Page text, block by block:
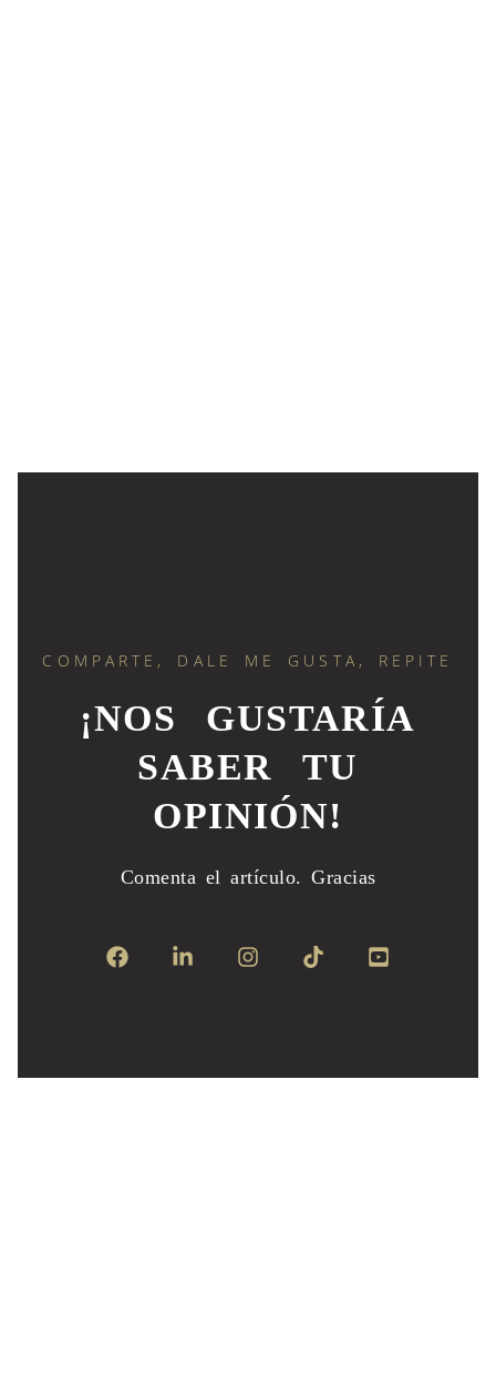
COMPARTE, DALE ME GUSTA, REPITE
¡NOS GUSTARÍA
SABER TU
OPINIÓN!
Comenta el artículo. Gracias